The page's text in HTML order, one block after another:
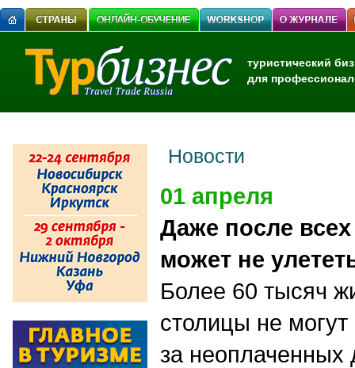
туристический
для
Новости
01 апреля
Даже после
может не
Более 60 тысяч
столицы не
за неоплаченных